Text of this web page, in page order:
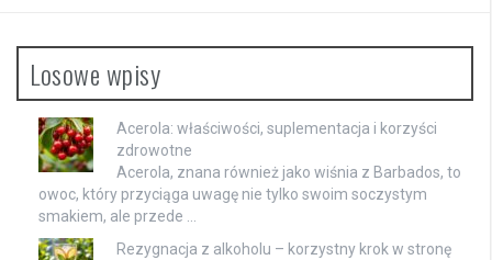
Losowe wpisy
Acerola: właściwości, suplementacja i korzyści
zdrowotne
Acerola, znana również jako wiśnia z Barbados, to
owoc, który przyciąga uwagę nie tylko swoim soczystym
smakiem, ale przede …
Rezygnacja z alkoholu – korzystny krok w stronę